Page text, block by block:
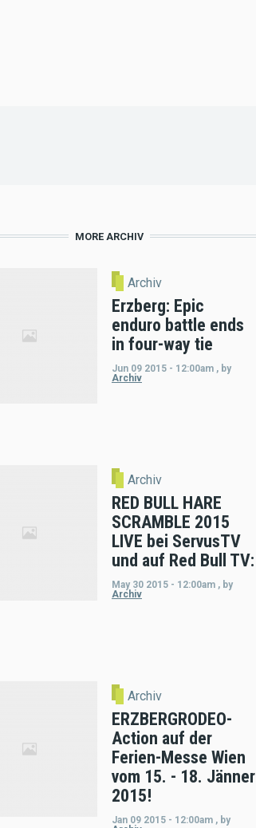
MORE ARCHIV
Archiv
Erzberg: Epic
enduro battle ends
in four-way tie
Jun 09 2015 - 12:00am , by
Archiv
Archiv
RED BULL HARE
SCRAMBLE 2015
LIVE bei ServusTV
und auf Red Bull TV:
May 30 2015 - 12:00am , by
Archiv
Archiv
ERZBERGRODEO-
Action auf der
Ferien-Messe Wien
vom 15. - 18. Jänner
2015!
Jan 09 2015 - 12:00am , by